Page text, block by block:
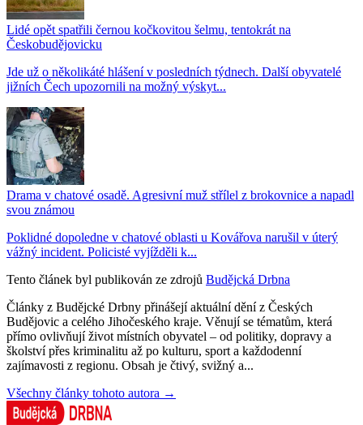
Lidé opět spatřili černou kočkovitou šelmu, tentokrát na
Českobudějovicku
Jde už o několikáté hlášení v posledních týdnech. Další obyvatelé
jižních Čech upozornili na možný výskyt...
Drama v chatové osadě. Agresivní muž střílel z brokovnice a napadl
svou známou
Poklidné dopoledne v chatové oblasti u Kovářova narušil v úterý
vážný incident. Policisté vyjížděli k...
Tento článek byl publikován ze zdrojů Budějcká Drbna
Články z Budějcké Drbny přinášejí aktuální dění z Českých
Budějovic a celého Jihočeského kraje. Věnují se tématům, která
přímo ovlivňují život místních obyvatel – od politiky, dopravy a
školství přes kriminalitu až po kulturu, sport a každodenní
zajímavosti z regionu. Obsah je čtivý, svižný a...
Všechny články tohoto autora →